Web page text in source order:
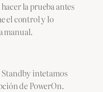
la prueba antes
el control y lo
manual.
Standby intetamos
de PowerOn.